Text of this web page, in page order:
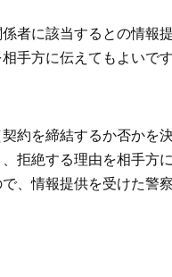
者に該当するとの情報
手方に伝えてもよいで
約を締結するか否かを
拒絶する理由を相手方
、情報提供を受けた警